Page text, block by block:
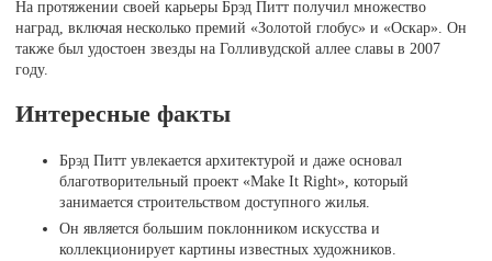
На протяжении своей карьеры Брэд Питт получил множество
наград, включая несколько премий «Золотой глобус» и «Оскар». Он
также был удостоен звезды на Голливудской аллее славы в 2007
году.
Интересные факты
Брэд Питт увлекается архитектурой и даже основал
благотворительный проект «Make It Right», который
занимается строительством доступного жилья.
Он является большим поклонником искусства и
коллекционирует картины известных художников.